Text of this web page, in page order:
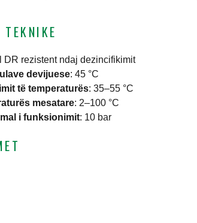
DR rezistent ndaj dezincifikimit
devijuese: 45 °C
të temperaturës: 35–55 °C
mesatare: 2–100 °C
i funksionimit: 10 bar